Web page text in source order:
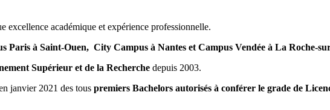
académique et expérience professionnelle.
Paris à Saint-Ouen, City Campus à Nantes et Campus Vendée à La Roche-
Supérieur et de la Recherche depuis 2003.
janvier 2021 des tous premiers Bachelors autorisés à conférer le grade de